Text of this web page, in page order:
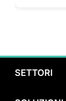
SETTORI